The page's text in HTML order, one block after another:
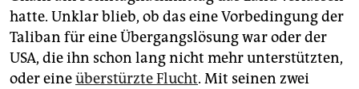
hatte. Unklar blieb, ob das eine Vorbedingung der
Taliban für eine Übergangslösung war oder der
USA, die ihn schon lang nicht mehr unterstützten,
oder eineüberstürzte Flucht. Mit seinen zwei